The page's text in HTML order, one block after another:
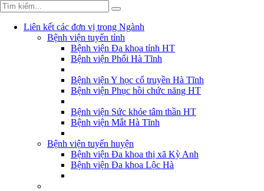
Liên kết các đơn vị trong Ngành
Bệnh viện tuyến tỉnh
Bệnh viện Đa khoa tỉnh HT
Bệnh viện Phổi Hà Tĩnh
Bệnh viện Y học cổ truyền Hà Tĩnh
Bệnh viện Phục hồi chức năng HT
Bệnh viện Sức khỏe tâm thần HT
Bệnh viện Mắt Hà Tĩnh
Bệnh viện tuyến huyện
Bệnh viện Đa khoa thị xã Kỳ Anh
Bệnh viện Đa khoa Lộc Hà